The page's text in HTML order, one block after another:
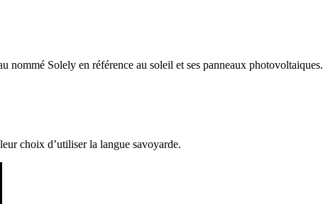
nommé Solely en référence au soleil et ses panneaux photovoltaiques.
choix d’utiliser la langue savoyarde.